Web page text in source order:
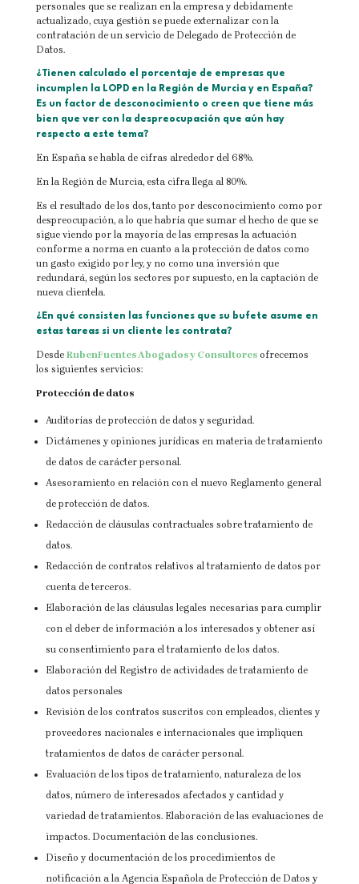
personales que se realizan en la empresa y debidamente
actualizado, cuya gestión se puede externalizar con la
contratación de un servicio de Delegado de Protección de
Datos.
¿Tienen calculado el porcentaje de empresas que
incumplen la LOPD en la Región de Murcia y en España?
Es un factor de desconocimiento o creen que tiene más
bien que ver con la despreocupación que aún hay
respecto a este tema?
En España se habla de cifras alrededor del 68%.
En la Región de Murcia, esta cifra llega al 80%.
Es el resultado de los dos, tanto por desconocimiento como por
despreocupación, a lo que habría que sumar el hecho de que se
sigue viendo por la mayoría de las empresas la actuación
conforme a norma en cuanto a la protección de datos como
un gasto exigido por ley, y no como una inversión que
redundará, según los sectores por supuesto, en la captación de
nueva clientela.
¿En qué consisten las funciones que su bufete asume en
estas tareas si un cliente les contrata?
Desde RubenFuentes Abogados y Consultoresofrecemos
los siguientes servicios:
Protección de datos
Auditorías de protección de datos y seguridad.
Dictámenes y opiniones jurídicas en materia de tratamiento
de datos de carácter personal.
Asesoramiento en relación con el nuevo Reglamento general
de protección de datos.
Redacción de cláusulas contractuales sobre tratamiento de
datos.
Redacción de contratos relativos al tratamiento de datos por
cuenta de terceros.
Elaboración de las cláusulas legales necesarias para cumplir
con el deber de información a los interesados y obtener así
su consentimiento para el tratamiento de los datos.
Elaboración del Registro de actividades de tratamiento de
datos personales
Revisión de los contratos suscritos con empleados, clientes y
proveedores nacionales e internacionales que impliquen
tratamientos de datos de carácter personal.
Evaluación de los tipos de tratamiento, naturaleza de los
datos, número de interesados afectados y cantidad y
variedad de tratamientos. Elaboración de las evaluaciones de
impactos. Documentación de las conclusiones.
Diseño y documentación de los procedimientos de
notificación a la Agencia Española de Protección de Datos y